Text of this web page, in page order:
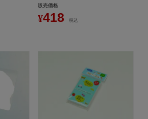
販売価格
¥418 税込